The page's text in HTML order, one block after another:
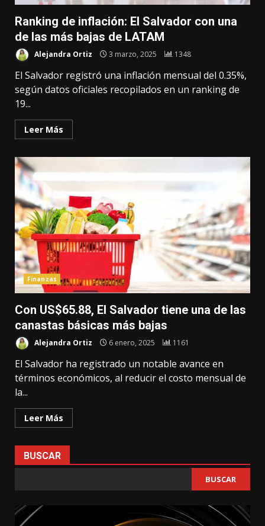
Ranking de inflación: El Salvador con una
de las más bajas de LATAM
Alejandra Ortiz 3 marzo, 2025 1348
El Salvador registró una inflación mensual del 0.35%,
según datos oficiales recopilados en un ranking de
19...
Leer Más
Finanzas
Con US$65.88, El Salvador tiene una de las
canastas básicas más bajas
Alejandra Ortiz 6 enero, 2025 1161
El Salvador ha registrado un notable avance en
términos económicos, al reducir el costo mensual de
la...
Leer Más
BUSCAR
BUSCAR